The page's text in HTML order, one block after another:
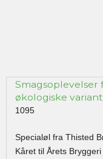
Smagsoplevelser
økologiske
1095
Specialøl fra Thisted
Kåret til Årets